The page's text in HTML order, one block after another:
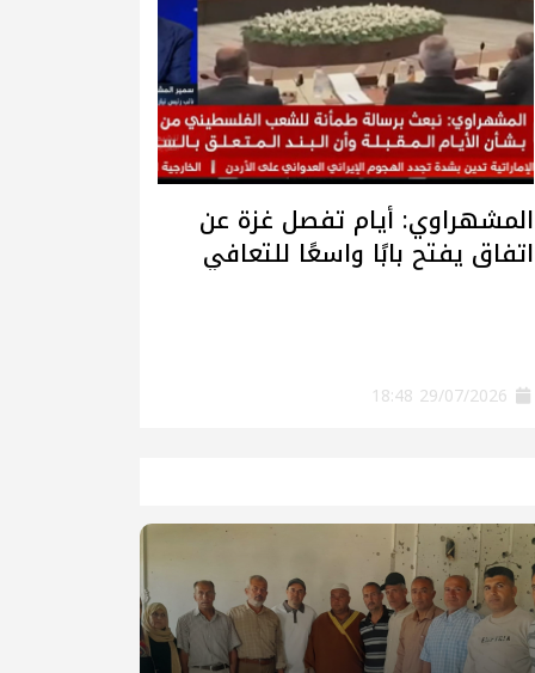
المشهراوي: أيام تفصل غزة عن
اتفاق يفتح بابًا واسعًا للتعافي